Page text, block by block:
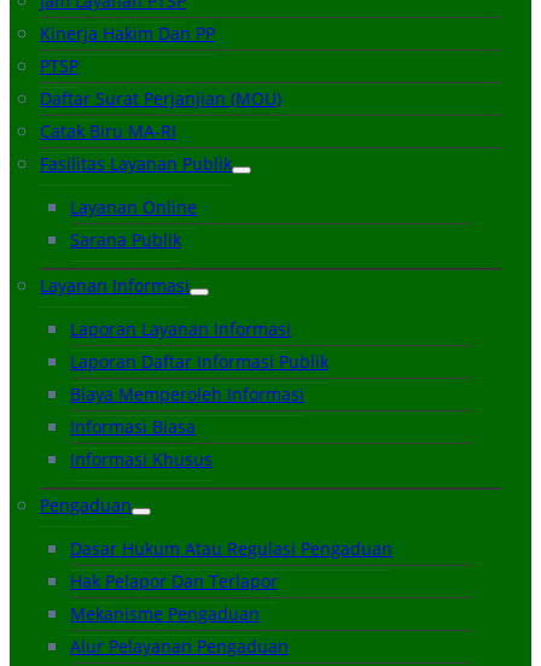
Kinerja Hakim Dan PP
PTSP
Daftar Surat Perjanjian (MOU)
Catak Biru MA-RI
Fasilitas Layanan Publik
Layanan Online
Sarana Publik
Layanan Informasi
Laporan Layanan Informasi
Laporan Daftar Informasi Publik
Biaya Memperoleh Informasi
Informasi Biasa
Informasi Khusus
Pengaduan
Dasar Hukum Atau Regulasi Pengaduan
Hak Pelapor Dan Terlapor
Mekanisme Pengaduan
Alur Pelayanan Pengaduan